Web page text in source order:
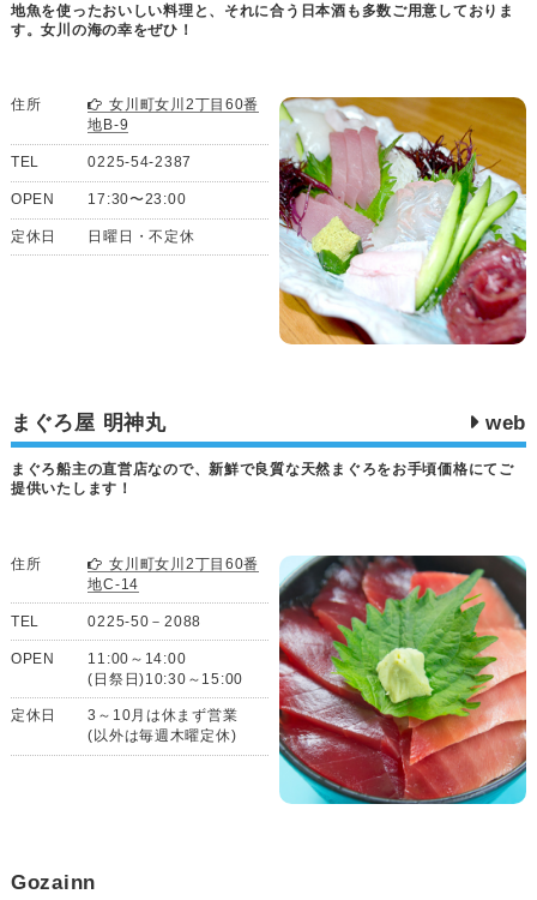
地魚を使ったおいしい料理と、それに合う日本酒も多数ご用意しておりま
す。女川の海の幸をぜひ！
住所
女川町女川2丁目60番
地B-9
TEL 0225-54-2387
OPEN 17:30〜23:00
定休日 日曜日・不定休
まぐろ屋 明神丸 web
まぐろ船主の直営店なので、新鮮で良質な天然まぐろをお手頃価格にてご
提供いたします！
住所
女川町女川2丁目60番
地C-14
TEL 0225-50－2088
OPEN
11:00～14:00
(日祭日)10:30～15:00
定休日
3～10月は休まず営業
(以外は毎週木曜定休)
Gozainn